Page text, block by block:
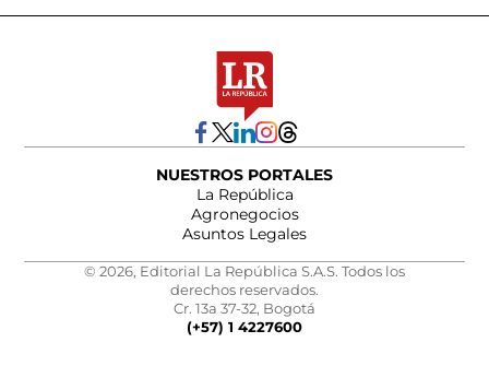
NUESTROS PORTALES
La República
Agronegocios
Asuntos Legales
© 2026, Editorial La República S.A.S. Todos los
derechos reservados.
Cr. 13a 37-32, Bogotá
(+57) 1 4227600